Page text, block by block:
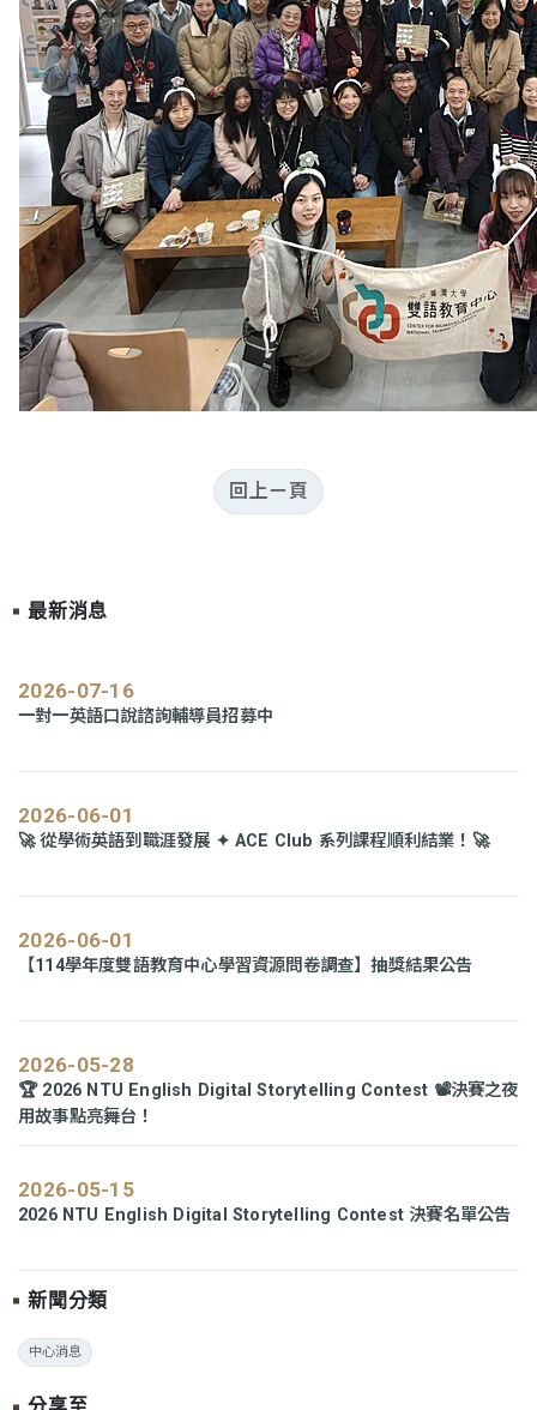
最新消息
2026-07-16
一對一英語口說諮詢輔導員招募中
2026-06-01
🚀 從學術英語到職涯發展 ✦ ACE Club 系列課程順利結業！🚀
2026-06-01
【114學年度雙語教育中心學習資源問卷調查】抽獎結果公告
2026-05-28
🏆 2026 NTU English Digital Storytelling Contest 📽️決賽之夜
用故事點亮舞台！
2026-05-15
2026 NTU English Digital Storytelling Contest 決賽名單公告
新聞分類
中心消息
回上ㄧ頁